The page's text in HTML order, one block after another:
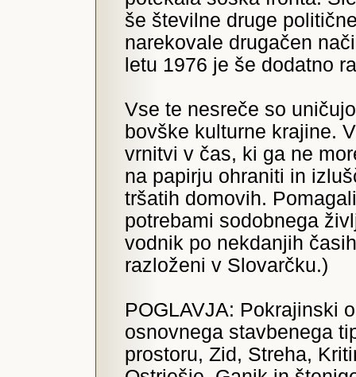
še številne druge
narekovale drugačen
letu 1976 je še dodatno
Vse te nesreče so
bovške kulturne krajine.
vrnitvi v čas, ki ga ne
na papirju ohraniti in
tršatih domovih.
potrebami sodobnega
vodnik po nekdanjih
razloženi v Slovarčku.)
POGLAVJA: Pokrajinski
osnovnega stavbenega
prostoru, Zid, Streha,